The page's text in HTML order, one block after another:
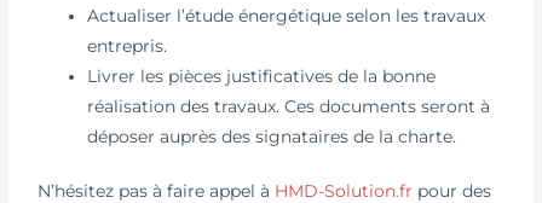
Actualiser l’étude énergétique selon les travaux
entrepris.
Livrer les pièces justificatives de la bonne
réalisation des travaux. Ces documents seront à
déposer auprès des signataires de la charte.
N’hésitez pas à faire appel à HMD-Solution.fr pour des